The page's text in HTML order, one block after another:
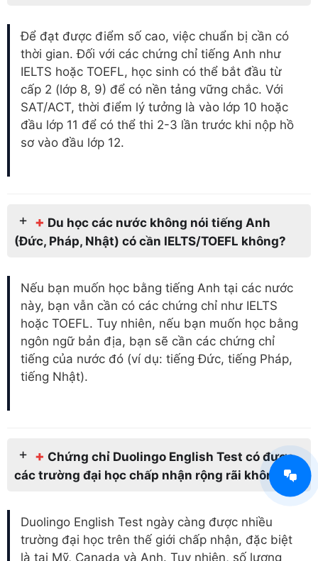
Để đạt được điểm số cao, việc chuẩn bị cần có
thời gian. Đối với các chứng chỉ tiếng Anh như
IELTS hoặc TOEFL, học sinh có thể bắt đầu từ
cấp 2 (lớp 8, 9) để có nền tảng vững chắc. Với
SAT/ACT, thời điểm lý tưởng là vào lớp 10 hoặc
đầu lớp 11 để có thể thi 2-3 lần trước khi nộp hồ
sơ vào đầu lớp 12.
+ Du học các nước không nói tiếng Anh
(Đức, Pháp, Nhật) có cần IELTS/TOEFL không?
Nếu bạn muốn học bằng tiếng Anh tại các nước
này, bạn vẫn cần có các chứng chỉ như IELTS
hoặc TOEFL. Tuy nhiên, nếu bạn muốn học bằng
ngôn ngữ bản địa, bạn sẽ cần các chứng chỉ
tiếng của nước đó (ví dụ: tiếng Đức, tiếng Pháp,
tiếng Nhật).
+ Chứng chỉ Duolingo English Test có được
các trường đại học chấp nhận rộng rãi không?
Duolingo English Test ngày càng được nhiều
trường đại học trên thế giới chấp nhận, đặc biệt
là tại Mỹ, Canada và Anh. Tuy nhiên, số lượng